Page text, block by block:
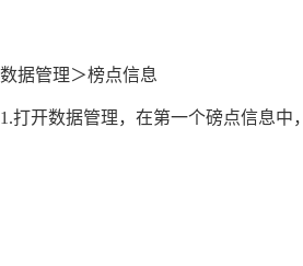
数据管理＞榜点信息
1.打开数据管理，在第一个磅点信息中，